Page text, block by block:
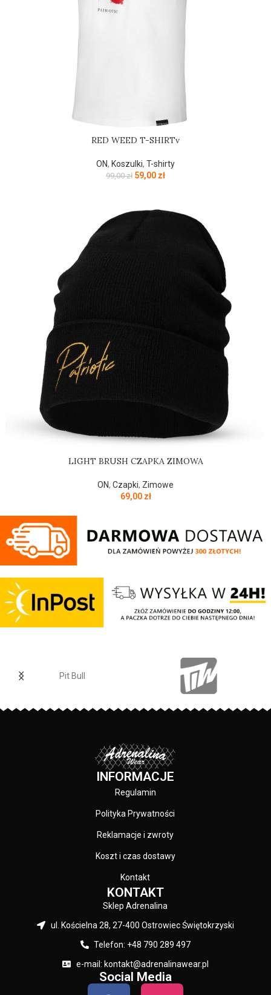
RED WEED T-SHIRTv
ON, Koszulki, T-shirty
99,00zł 59,00 zł
LIGHT BRUSH CZAPKA ZIMOWA
ON, Czapki, Zimowe
69,00 zł
INFORMACJE
Regulamin
Polityka Prywatności
Reklamacje i zwroty
Koszt i czas dostawy
Kontakt
KONTAKT
Sklep Adrenalina
ul. Kościelna 28, 27-400 Ostrowiec Świętokrzyski
Telefon: +48 790 289 497
e-mail: kontakt@adrenalinawear.pl
Social Media